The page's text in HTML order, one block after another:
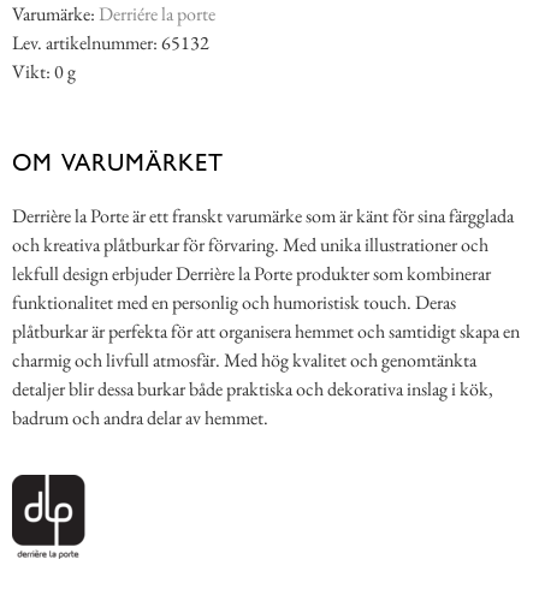
Varumärke: Derriére la porte
Lev. artikelnummer: 65132
Vikt: 0 g
OM VARUMÄRKET
Derrière la Porte är ett franskt varumärke som är känt för sina färgglada
och kreativa plåtburkar för förvaring. Med unika illustrationer och
lekfull design erbjuder Derrière la Porte produkter som kombinerar
funktionalitet med en personlig och humoristisk touch. Deras
plåtburkar är perfekta för att organisera hemmet och samtidigt skapa en
charmig och livfull atmosfär. Med hög kvalitet och genomtänkta
detaljer blir dessa burkar både praktiska och dekorativa inslag i kök,
badrum och andra delar av hemmet.